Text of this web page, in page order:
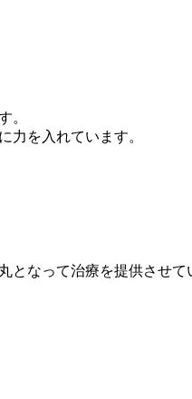
。
力を入れています。
なって治療を提供させ